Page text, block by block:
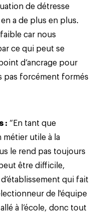
de détresse
a de plus en plus.
car nous
ce qui peut se
d’ancrage pour
pas forcément formés
: “En tant que
utile à la
le rend pas toujours
être difficile,
qui fait
de l'équipe
à l’école, donc tout